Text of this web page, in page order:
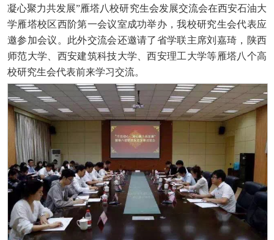
凝心聚力共发展”雁塔八校研究生会发展交流会在西安石油大
学雁塔校区西阶第一会议室成功举办，我校研究生会代表应
邀参加会议。此外交流会还邀请了省学联主席刘嘉琦，陕西
师范大学、西安建筑科技大学、西安理工大学等雁塔八个高
校研究生会代表前来学习交流。